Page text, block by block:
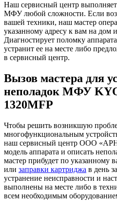
Наш сервисный центр
МФУ любой сложности. Если
вашей техники, наш мастер
указанному адресу к вам на
Диагностирует поломку
устранит ее на месте либо
в сервисный центр.
Вызов мастера для
неполадок МФУ
1320MFP
Чтобы решить возникшую
многофункциональным
наш сервисный центр ООО
модель аппарата и описать
мастер прибудет по указанному
или заправки картриджа в день
устранение неисправности и
выполнены на месте либо в
всем необходимым